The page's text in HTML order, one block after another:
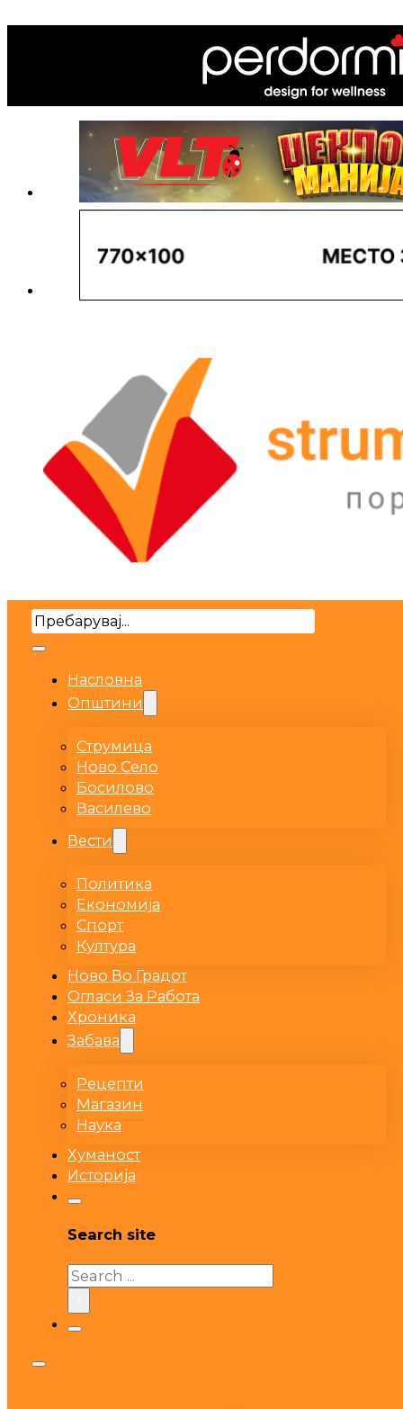
Search
Насловна
Општини
Струмица
Ново Село
Босилово
Василево
Вести
Политика
Економија
Спорт
Култура
Ново Во Градот
Огласи За Работа
Хроника
Забава
Рецепти
Магазин
Наука
Хуманост
Историја
Search site
Search